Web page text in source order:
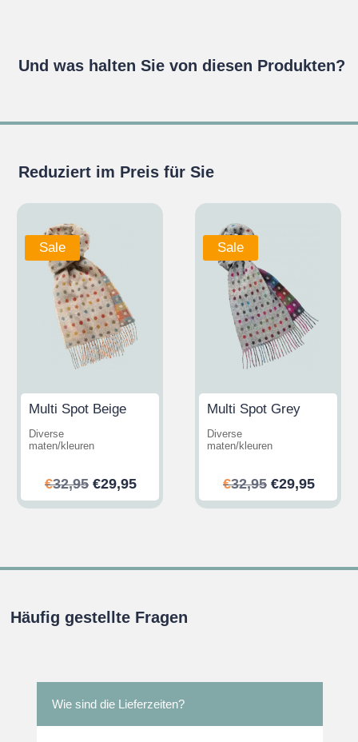
Und was halten Sie von diesen Produkten?
Reduziert im Preis für Sie
Sale
Multi Spot Beige
Diverse
maten/kleuren
€32,95 Ursprünglicher
Preis
€29,95Aktueller
Preis
Sale
Multi Spot Grey
Diverse
maten/kleuren
€32,95
Preis
€29,95
Preis
Häufig gestellte Fragen
Wie sind die Lieferzeiten?